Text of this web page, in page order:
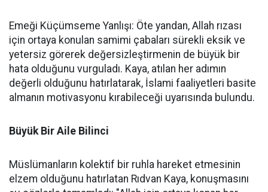
Emeği Küçümseme Yanlışı: Öte yandan, Allah rızası
için ortaya konulan samimi çabaları sürekli eksik ve
yetersiz görerek değersizleştirmenin de büyük bir
hata olduğunu vurguladı. Kaya, atılan her adımın
değerli olduğunu hatırlatarak, İslami faaliyetleri basite
almanın motivasyonu kırabileceği uyarısında bulundu.
Büyük Bir Aile Bilinci
Müslümanların kolektif bir ruhla hareket etmesinin
elzem olduğunu hatırlatan Rıdvan Kaya, konuşmasını